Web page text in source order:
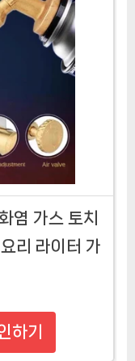
염 가스 토치
리 라이터 가
하기